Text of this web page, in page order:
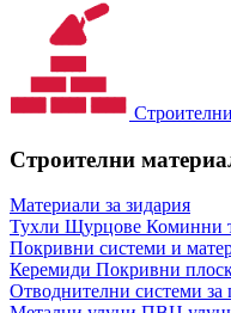
Строителни
Материали за зидария
Тухли Щурцове Коминни
Покривни системи и
Керемиди Покривни
Отводнителни системи за